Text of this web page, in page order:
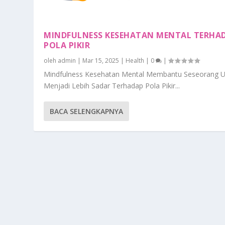
MINDFULNESS KESEHATAN MENTAL
POLA PIKIR
oleh admin | Mar 15, 2025 | Health | 0 |
Mindfulness Kesehatan Mental Membantu Seseorang
Menjadi Lebih Sadar Terhadap Pola Pikir...
BACA SELENGKAPNYA